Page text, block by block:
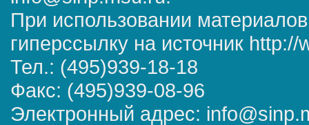
При использовании
гиперссылку на источник
Тел.: (495)939-18-18
Факс: (495)939-08-96
Электронный адрес: